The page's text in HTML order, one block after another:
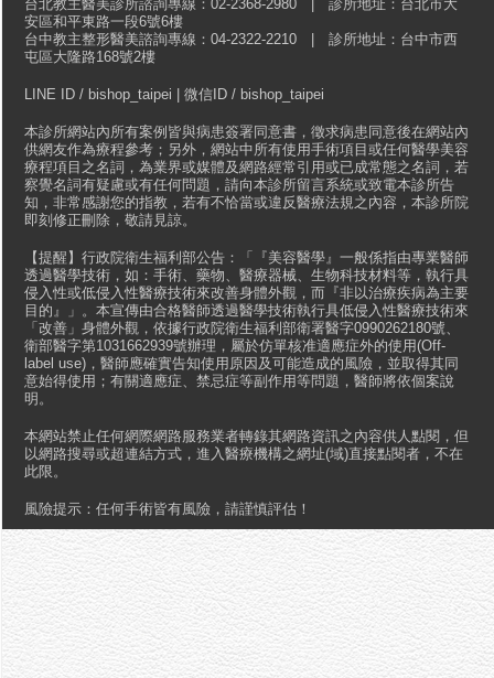
台北教主醫美診所諮詢專線：02-2368-2980 | 診所地址：台北市大
安區和平東路一段6號6樓
台中教主整形醫美諮詢專線：04-2322-2210 | 診所地址：台中市西
屯區大隆路168號2樓
LINE ID / bishop_taipei | 微信ID / bishop_taipei
本診所網站內所有案例皆與病患簽署同意書，徵求病患同意後在網站內
供網友作為療程參考；另外，網站中所有使用手術項目或任何醫學美容
療程項目之名詞，為業界或媒體及網路經常引用或已成常態之名詞，若
察覺名詞有疑慮或有任何問題，請向本診所留言系統或致電本診所告
知，非常感謝您的指教，若有不恰當或違反醫療法規之內容，本診所院
即刻修正刪除，敬請見諒。
【提醒】行政院衛生福利部公告：「『美容醫學』一般係指由專業醫師
透過醫學技術，如：手術、藥物、醫療器械、生物科技材料等，執行具
侵入性或低侵入性醫療技術來改善身體外觀，而『非以治療疾病為主要
目的』」。本宣傳由合格醫師透過醫學技術執行具低侵入性醫療技術來
「改善」身體外觀，依據行政院衛生福利部衛署醫字0990262180號、
衛部醫字第1031662939號辦理，屬於仿單核准適應症外的使用(Off-
label use)，醫師應確實告知使用原因及可能造成的風險，並取得其同
意始得使用；有關適應症、禁忌症等副作用等問題，醫師將依個案說
明。
本網站禁止任何網際網路服務業者轉錄其網路資訊之內容供人點閱，但
以網路搜尋或超連結方式，進入醫療機構之網址(域)直接點閱者，不在
此限。
風險提示：任何手術皆有風險，請謹慎評估！